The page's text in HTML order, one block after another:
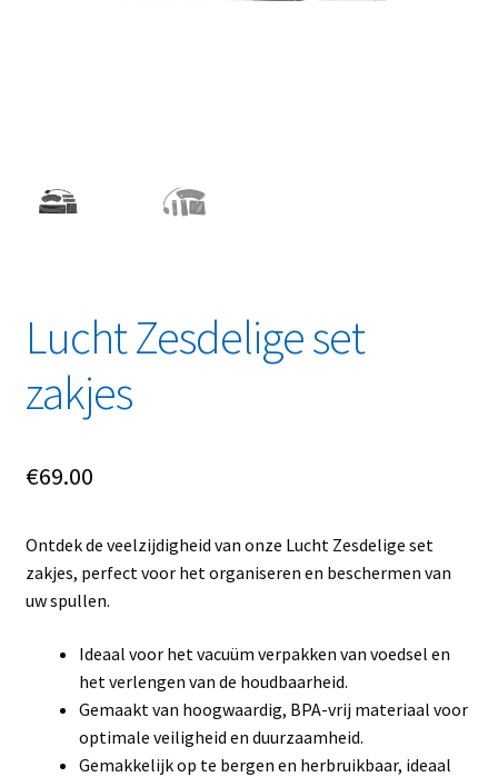
Overzicht
Videos
Lucht Zesdelige set
zakjes
€69.00
Ontdek de veelzijdigheid van onze Lucht Zesdelige set
zakjes, perfect voor het organiseren en beschermen van
uw spullen.
Ideaal voor het vacuüm verpakken van voedsel en
het verlengen van de houdbaarheid.
Gemaakt van hoogwaardig, BPA-vrij materiaal voor
optimale veiligheid en duurzaamheid.
Gemakkelijk op te bergen en herbruikbaar, ideaal